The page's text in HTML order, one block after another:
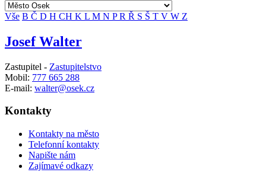
Vše B Č D H CH K L M N PR Ř S Š T V W Z
Josef Walter
Zastupitel - Zastupitelstvo
Mobil: 777 665 288
E-mail: walter@osek.cz
Kontakty
Kontakty na město
Telefonní kontakty
Napište nám
Zajímavé odkazy